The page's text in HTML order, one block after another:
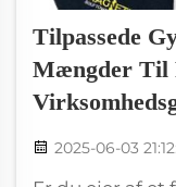
Tilpassede
Mængder Til
2025-06-03